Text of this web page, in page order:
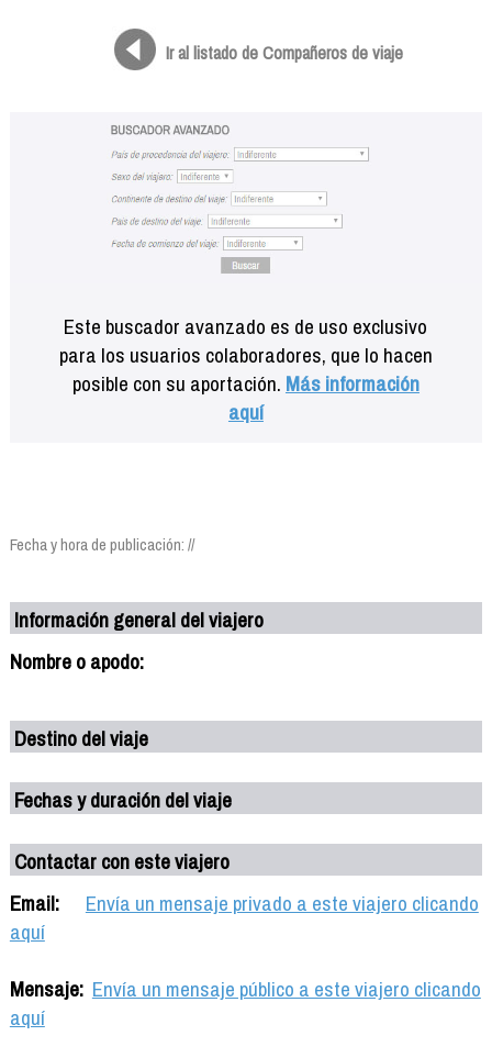
Ir al listado de Compañeros de viaje
Este buscador avanzado es de uso exclusivo
para los usuarios colaboradores, que lo hacen
posible con su aportación. Más información
aquí
Fecha y hora de publicación: //
Información general del viajero
Nombre o apodo:
Destino del viaje
Fechas y duración del viaje
Contactar con este viajero
Email:
Envía un mensaje privado a este viajero clicando
aquí
Mensaje: Envía un mensaje público a este viajero clicando
aquí